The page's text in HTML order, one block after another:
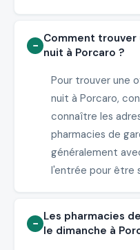
Comment trouver
nuit à Porcaro ?
Pour trouver une
nuit à Porcaro,
connaître les
pharmacies de
généralement
l'entrée pour être
Les pharmacies
le dimanche à